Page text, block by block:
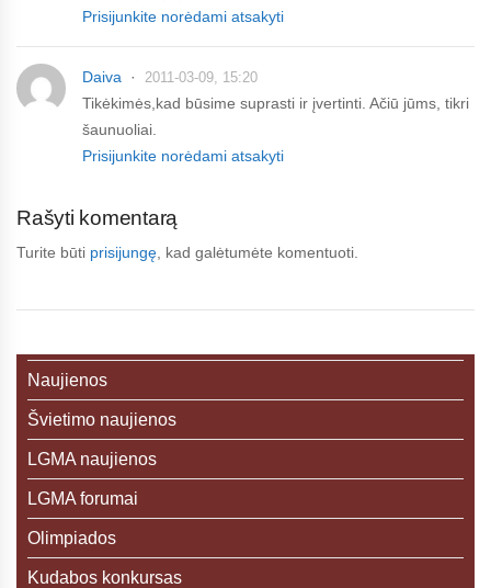
Prisijunkite norėdami atsakyti
Daiva 2011-03-09, 15:20
Tikėkimės,kad būsime suprasti ir įvertinti. Ačiū jūms, tikri
šaunuoliai.
Prisijunkite norėdami atsakyti
Rašyti komentarą
Turite būti prisijungę , kad galėtumėte komentuoti.
Naujienos
Švietimo naujienos
LGMA naujienos
LGMA forumai
Olimpiados
Kudabos konkursas